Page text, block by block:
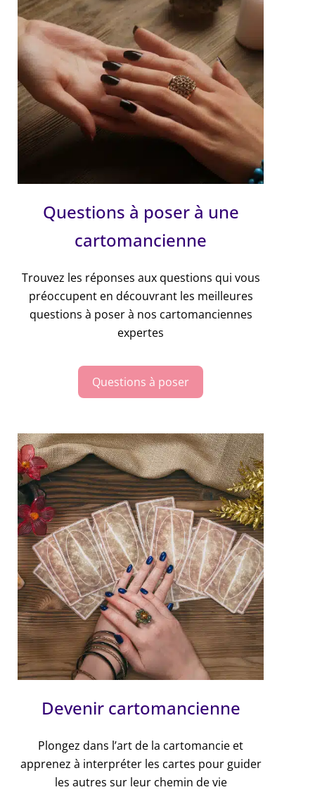
Questions à poser à une
cartomancienne
Trouvez les réponses aux questions qui vous
préoccupent en découvrant les meilleures
questions à poser à nos cartomanciennes
expertes
Questions à poser
Devenir cartomancienne
Plongez dans l’art de la cartomancie et
apprenez à interpréter les cartes pour guider
les autres sur leur chemin de vie